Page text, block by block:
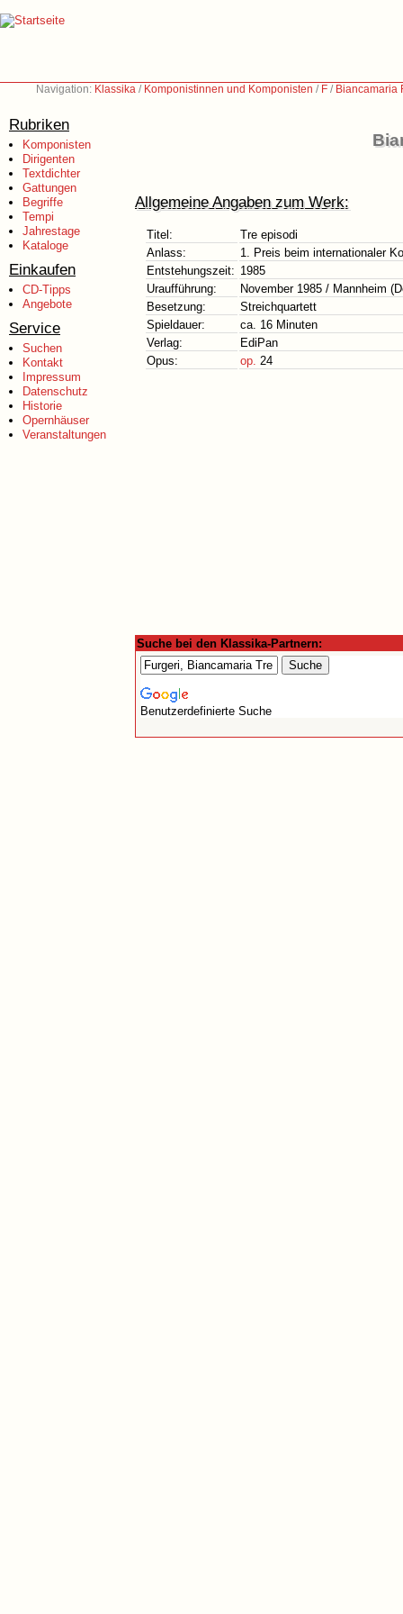
Navigation: Klassika / Komponistinnen und Komponisten / F / Biancamaria
Rubriken
Komponisten
Dirigenten
Textdichter
Gattungen
Begriffe
Tempi
Jahrestage
Kataloge
Einkaufen
CD-Tipps
Angebote
Service
Suchen
Kontakt
Impressum
Datenschutz
Historie
Opernhäuser
Veranstaltungen
Allgemeine Angaben zum Werk:
Titel:
Tre episodi
Anlass:
1. Preis beim internationaler
Entstehungszeit: 1985
Uraufführung:
November 1985 / Mannheim
Besetzung:
Streichquartett
Spieldauer:
ca. 16 Minuten
Verlag:
EdiPan
Opus:
op. 24
Suche bei den Klassika-Partnern:
Benutzerdefinierte Suche